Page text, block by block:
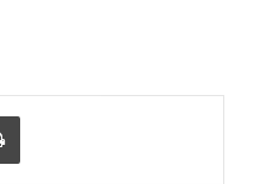
Print